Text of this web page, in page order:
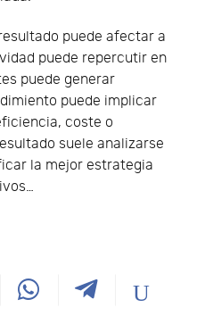
puede afectar a
puede repercutir en
puede generar
puede implicar
coste o
suele analizarse
la mejor estrategia